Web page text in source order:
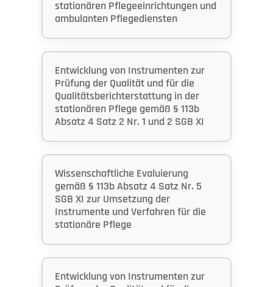
stationären Pflegeeinrichtungen und
ambulanten Pflegediensten
Entwicklung von Instrumenten zur
Prüfung der Qualität und für die
Qualitätsberichterstattung in der
stationären Pflege gemäß § 113b
Absatz 4 Satz 2 Nr. 1 und 2 SGB XI
Wissenschaftliche Evaluierung
gemäß § 113b Absatz 4 Satz Nr. 5
SGB XI zur Umsetzung der
Instrumente und Verfahren für die
stationäre Pflege
Entwicklung von Instrumenten zur